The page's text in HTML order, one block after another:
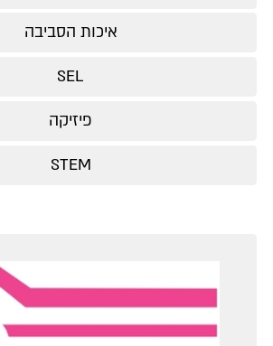
איכות הסביבה
SEL
פיזיקה
STEM